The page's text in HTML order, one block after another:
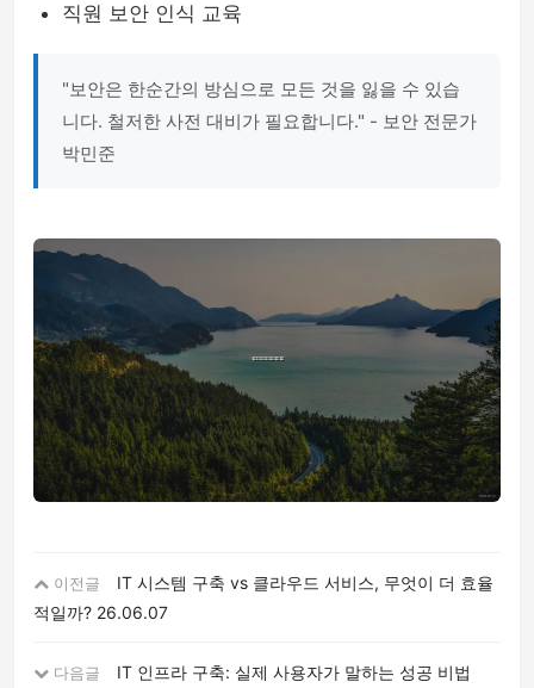
직원 보안 인식 교육
"보안은 한순간의 방심으로 모든 것을 잃을 수 있습
니다. 철저한 사전 대비가 필요합니다." - 보안 전문가
박민준
이전글
IT 시스템 구축 vs 클라우드 서비스, 무엇이 더 효율
적일까? 26.06.07
다음글
IT 인프라 구축: 실제 사용자가 말하는 성공 비법